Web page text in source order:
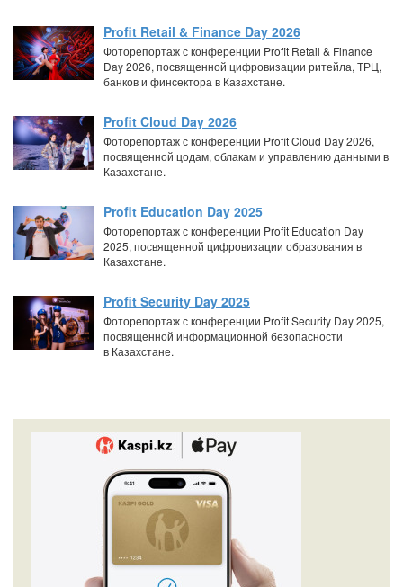
Profit Retail & Finance Day 2026
Фоторепортаж с конференции Profit Retail & Finance
Day 2026, посвященной цифровизации ритейла, ТРЦ,
банков и финсектора в Казахстане.
Profit Cloud Day 2026
Фоторепортаж с конференции Profit Cloud Day 2026,
посвященной цодам, облакам и управлению данными в
Казахстане.
Profit Education Day 2025
Фоторепортаж с конференции Profit Education Day
2025, посвященной цифровизации образования в
Казахстане.
Profit Security Day 2025
Фоторепортаж с конференции Profit Security Day 2025,
посвященной информационной безопасности
в Казахстане.